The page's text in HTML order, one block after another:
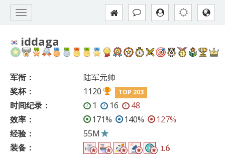
iddaga
军衔：
陆军元帅
奖杯：
1120 TOP 203
时间纪录： 1 16
48
效率：
171% 140%
127%
经验：
55M
装备：
L6